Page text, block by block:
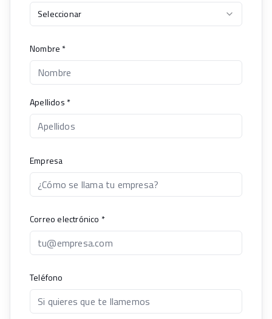
Seleccionar
Nombre *
Apellidos *
Empresa
Correo electrónico *
Teléfono